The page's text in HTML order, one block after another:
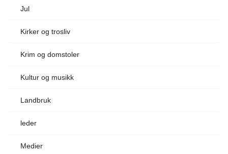
Jul
Kirker og trosliv
Krim og domstoler
Kultur og musikk
Landbruk
leder
Medier